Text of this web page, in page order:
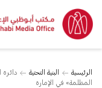
الرئيسية البنية التحتية
دائرة
المظلمة» في الإمارة